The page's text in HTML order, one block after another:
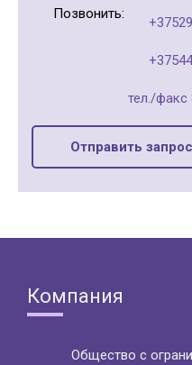
Позвонить:
тел./факс
Отправить
Компания
Общество с